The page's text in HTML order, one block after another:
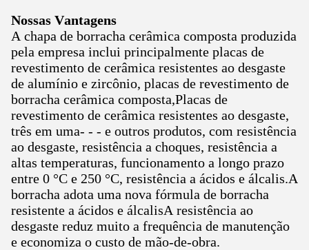
Nossas Vantagens
A chapa de borracha cerâmica composta produzida
pela empresa inclui principalmente placas de
revestimento de cerâmica resistentes ao desgaste
de alumínio e zircônio, placas de revestimento de
borracha cerâmica composta,Placas de
revestimento de cerâmica resistentes ao desgaste,
três em uma- - - e outros produtos, com resistência
ao desgaste, resistência a choques, resistência a
altas temperaturas, funcionamento a longo prazo
entre 0 °C e 250 °C, resistência a ácidos e álcalis.A
borracha adota uma nova fórmula de borracha
resistente a ácidos e álcalisA resistência ao
desgaste reduz muito a frequência de manutenção
e economiza o custo de mão-de-obra.